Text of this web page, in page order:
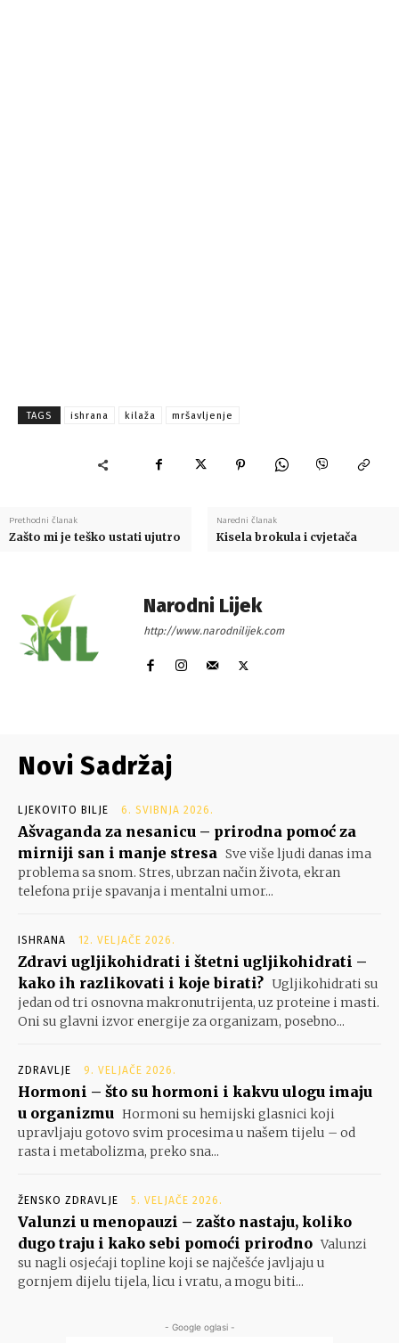
TAGS ishrana kilaža mršavljenje
Prethodni članak
Zašto mi je teško ustati ujutro
Naredni članak
Kisela brokula i cvjetača
Narodni Lijek
http://www.narodnilijek.com
Novi Sadržaj
LJEKOVITO BILJE 6. SVIBNJA 2026.
Ašvaganda za nesanicu – prirodna pomoć za
mirniji san i manje stresa Sve više ljudi danas ima
problema sa snom. Stres, ubrzan način života, ekran
telefona prije spavanja i mentalni umor...
ISHRANA 12. VELJAČE 2026.
Zdravi ugljikohidrati i štetni ugljikohidrati –
kako ih razlikovati i koje birati? Ugljikohidrati su
jedan od tri osnovna makronutrijenta, uz proteine i masti.
Oni su glavni izvor energije za organizam, posebno...
ZDRAVLJE 9. VELJAČE 2026.
Hormoni – što su hormoni i kakvu ulogu imaju
u organizmu Hormoni su hemijski glasnici koji
upravljaju gotovo svim procesima u našem tijelu – od
rasta i metabolizma, preko sna...
ŽENSKO ZDRAVLJE 5. VELJAČE 2026.
Valunzi u menopauzi – zašto nastaju, koliko
dugo traju i kako sebi pomoći prirodno Valunzi
su nagli osjećaji topline koji se najčešće javljaju u
gornjem dijelu tijela, licu i vratu, a mogu biti...
- Google oglasi -